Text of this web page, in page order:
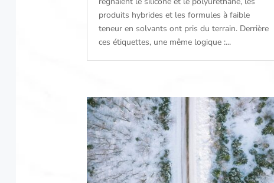
produits hybrides et les formules à faible
teneur en solvants ont pris du terrain. Derrière
ces étiquettes, une même logique :...